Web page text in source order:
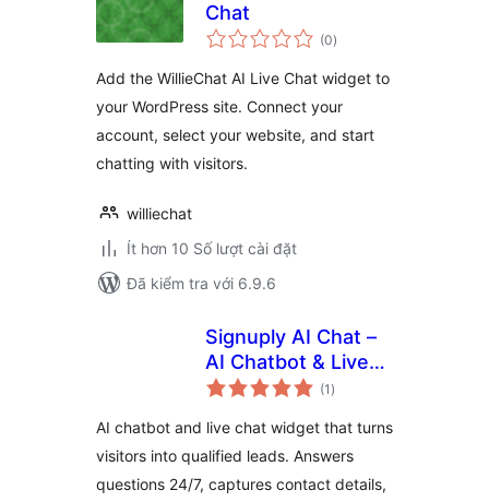
Chat
(0tổng
đánh
)
Add the WillieChat AI Live Chat widget to
your WordPress site. Connect your
account, select your website, and start
chatting with visitors.
williechat
Ít hơn 10 Số lượt cài đặt
Đã kiểm tra với 6.9.6
Signuply AI Chat –
AI Chatbot & Live
Chat for Lead
(1 tổng
đánh
)
AI chatbot and live chat widget that turns
visitors into qualified leads. Answers
questions 24/7, captures contact details,